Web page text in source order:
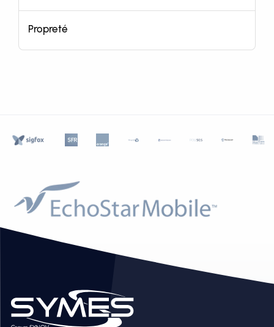
Propreté